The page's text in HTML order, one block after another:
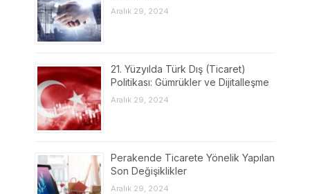
Aralık 29, 2024
21. Yüzyılda Türk Dış (Ticaret)
Politikası: Gümrükler ve Dijitalleşme
Aralık 29, 2024
Perakende Ticarete Yönelik Yapılan
Son Değişiklikler
Aralık 29, 2024